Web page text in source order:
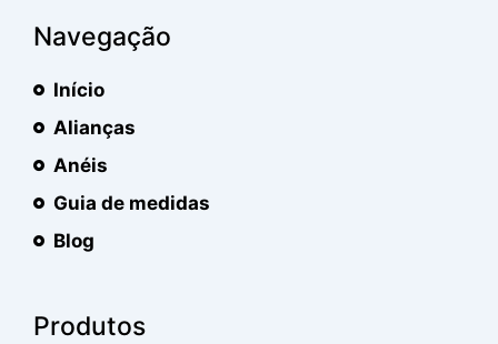
Navegação
Início
Alianças
Anéis
Guia de medidas
Blog
Produtos